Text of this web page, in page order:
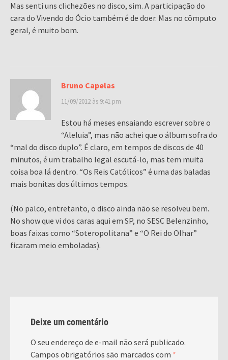
Mas senti uns clichezões no disco, sim. A participação do
cara do Vivendo do Ócio também é de doer. Mas no cômputo
geral, é muito bom.
Bruno Capelas
11/09/2012 às 9:41 pm
Estou há meses ensaiando escrever sobre o
“Aleluia”, mas não achei que o álbum sofra do
“mal do disco duplo”. É claro, em tempos de discos de 40
minutos, é um trabalho legal escutá-lo, mas tem muita
coisa boa lá dentro. “Os Reis Católicos” é uma das baladas
mais bonitas dos últimos tempos.
(No palco, entretanto, o disco ainda não se resolveu bem.
No show que vi dos caras aqui em SP, no SESC Belenzinho,
boas faixas como “Soteropolitana” e “O Rei do Olhar”
ficaram meio emboladas).
Deixe um comentário
O seu endereço de e-mail não será publicado.
Campos obrigatórios são marcados com *